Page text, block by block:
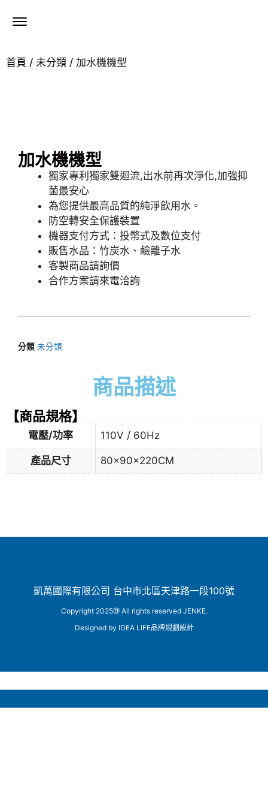
首頁 / 未分類 / 加水機機型
加水機機型
獨家專利獨家雙迴流,出水前再次淨化,加強抑
菌最安心
為您提供最高品質的純淨飲用水。
防空轉安全保護裝置
機器支付方式：投幣式及數位支付
販售水品：竹炭水、鹼離子水
客製商品請詢價
合作方案請來電洽詢
分類 未分類
商品描述
【商品規格】
電壓/功率 110V / 60Hz
產品尺寸 80x90x220CM
凱萬國際有限公司 台中市北區天津路一段100號
Copyright 2025@ All rights reserved JENKE.
Designed by IDEA LIFE品牌規劃設計